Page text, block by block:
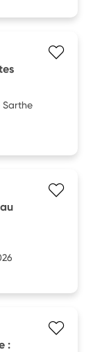
Sarthe
: